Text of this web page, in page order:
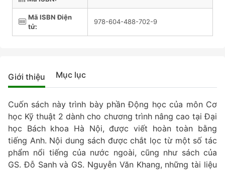
Mã ISBN Điện
tử:
978-604-488-702-9
Giới thiệu Mục lục
Cuốn sách này trình bày phần Động học của môn Cơ
học Kỹ thuật 2 dành cho chương trình nâng cao tại Đại
học Bách khoa Hà Nội, được viết hoàn toàn bằng
tiếng Anh. Nội dung sách được chắt lọc từ một số tác
phẩm nổi tiếng của nước ngoài, cũng như sách của
GS. Đỗ Sanh và GS. Nguyễn Văn Khang, những tài liệu